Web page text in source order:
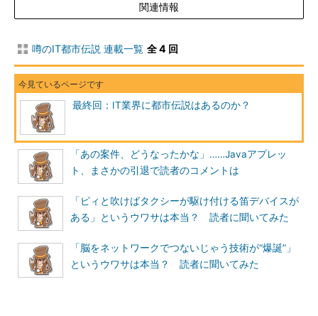
関連情報
噂のIT都市伝説 連載一覧 全 4 回
最終回：IT業界に都市伝説はあるのか？
「あの案件、どうなったかな」……Javaアプレッ
ト、まさかの引退で読者のコメントは
「ピィと吹けばタクシーが駆け付ける笛デバイスが
ある」というウワサは本当？ 読者に聞いてみた
「脳をネットワークでつないじゃう技術が“爆誕”」
というウワサは本当？ 読者に聞いてみた